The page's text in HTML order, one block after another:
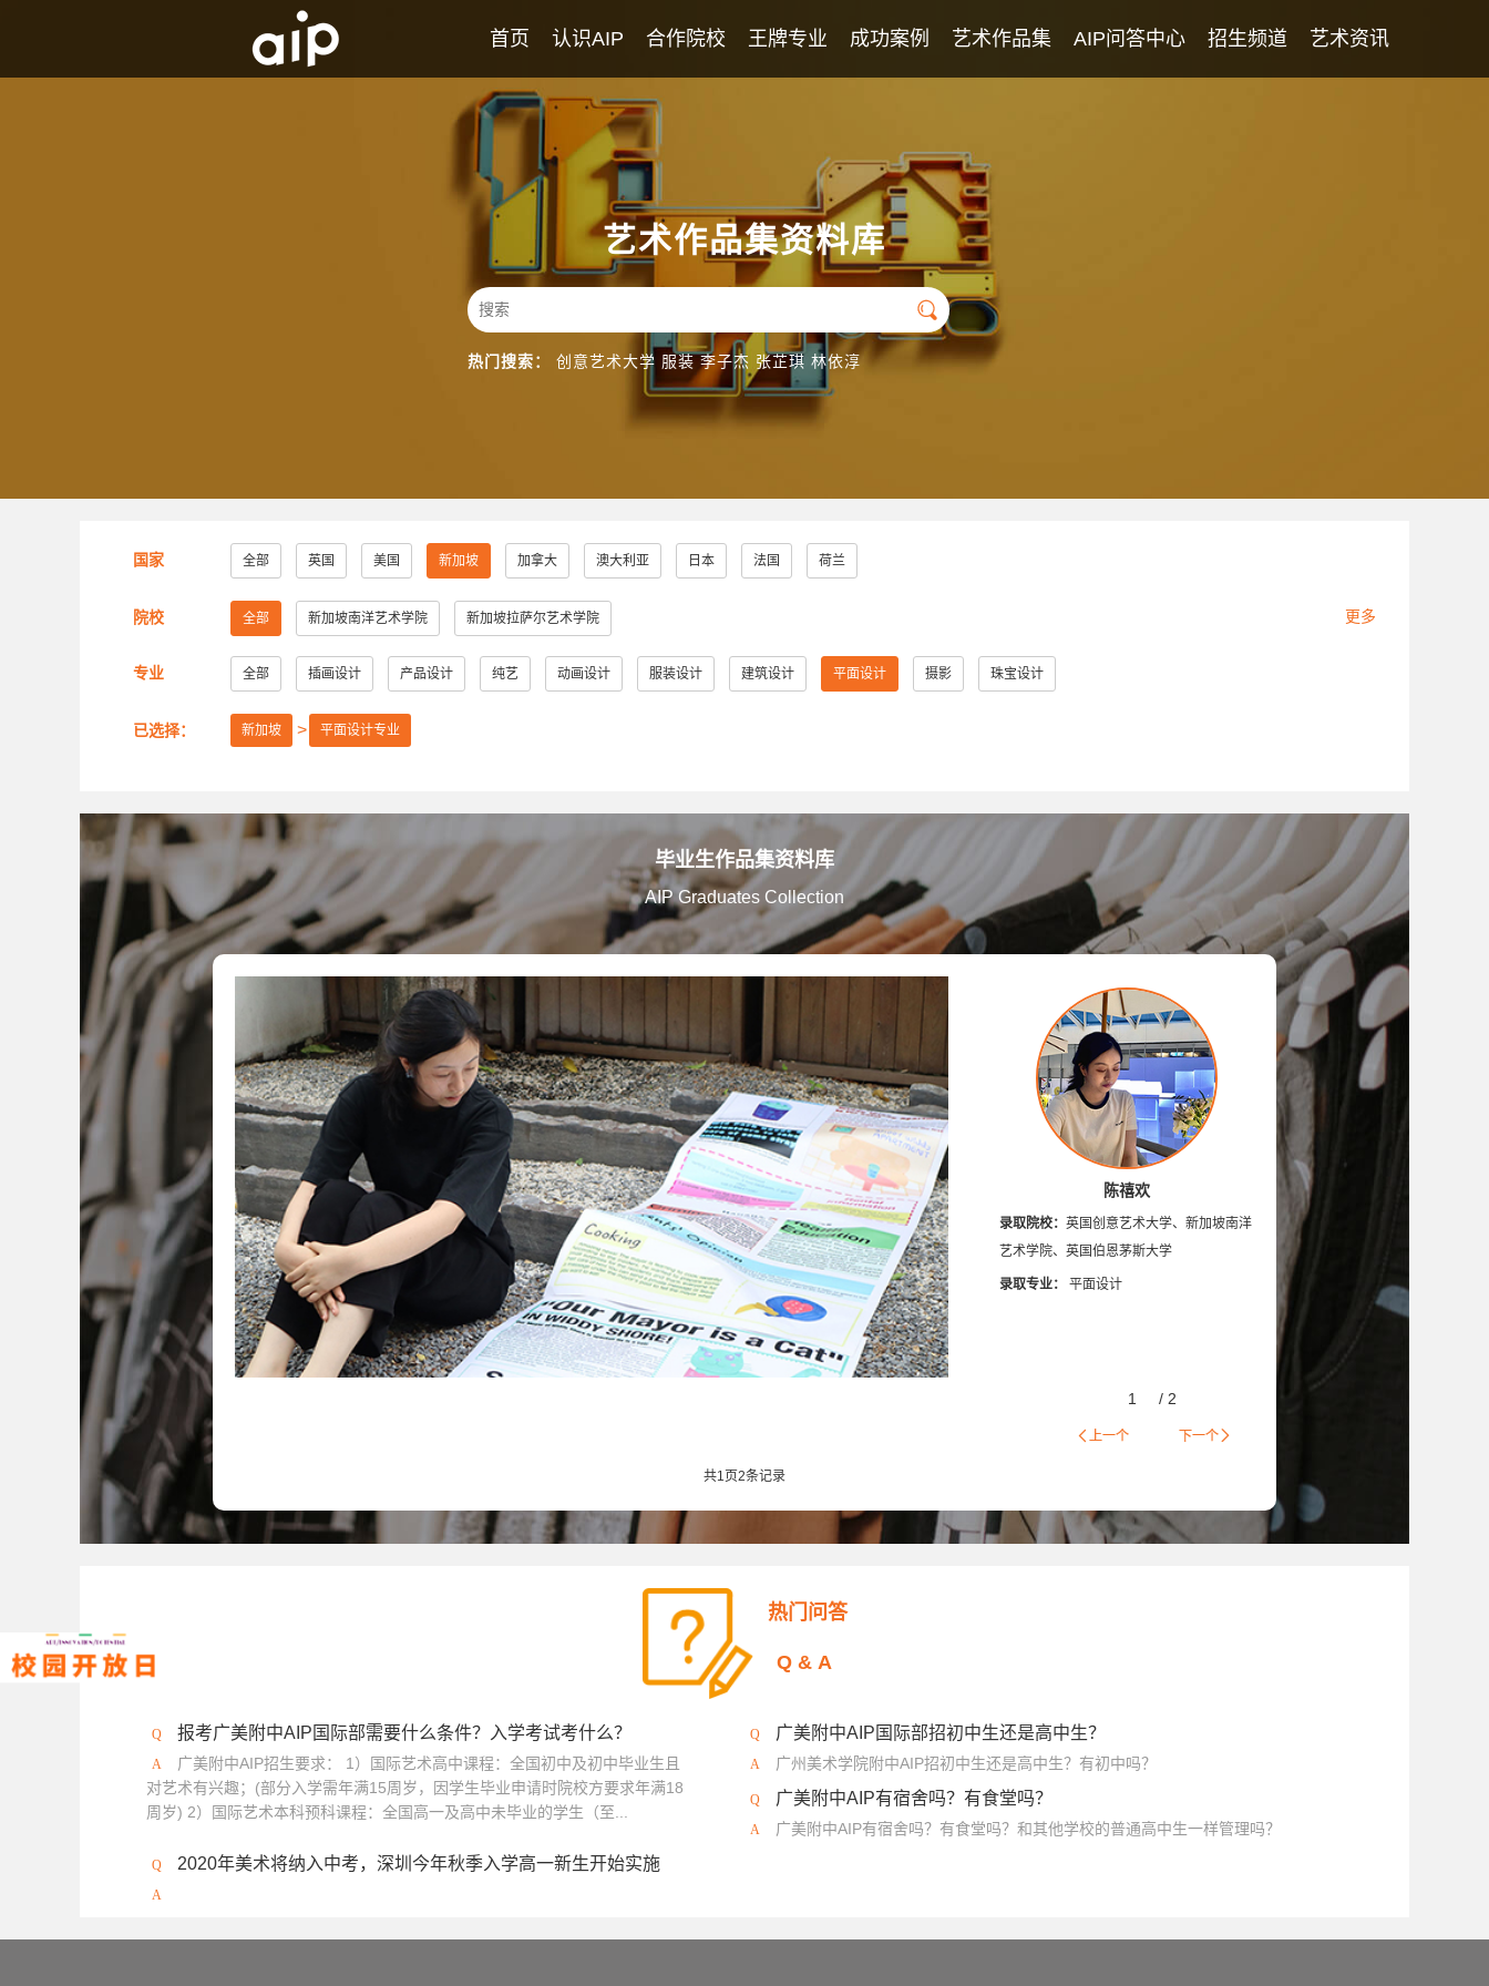
首页 认识AIP
AIP课程
英美艺术高中课程
日本艺术高中课程
国际导师团队
合作院校 王牌专业 成功案例
2026年录取榜
艺术作品集 AIP问答中心 招生频道 艺术资讯
艺术作品集资料库

热门搜索： 创意艺术大学 服装 李子杰 张芷琪 林依淳
国家 全部 英国 美国 新加坡 加拿大 澳大利亚 日本 法国 荷兰
院校 全部 新加坡南洋艺术学院 新加坡拉萨尔艺术学院 更多
专业 全部 插画设计 产品设计 纯艺 动画设计 服装设计 建筑设计 平面设计 摄影 珠宝设计
已选择： 新加坡 平面设计专业
毕业生作品集资料库
AIP Graduates Collection
冯筱琪
新加坡南洋艺术学院
平面设计
2
陈禧欢
录取院校： 英国创意艺术大学、新加坡南洋
艺术学院、英国伯恩茅斯大学
录取专业： 平面设计
1 / 2
上一个 下一个
共1 页2条记录
热门问答
Q&A
报考广美附中AIP国际部需要什么条件？入学考试考什么？
广美附中AIP招生要求： 1）国际艺术高中课程：全国初中及初中毕业生且
对艺术有兴趣；(部分入学需年满15周岁，因学生毕业申请时院校方要求年满18
周岁) 2）国际艺术本科预科课程：全国高一及高中未毕业的学生（至...
广美附中AIP国际部招初中生还是高中生？
广州美术学院附中AIP招初中生还是高中生？有初中吗？
广美附中AIP有宿舍吗？有食堂吗？
广美附中AIP有宿舍吗？有食堂吗？和其他学校的普通高中生一样管理吗？
2020年美术将纳入中考，深圳今年秋季入学高一新生开始实施